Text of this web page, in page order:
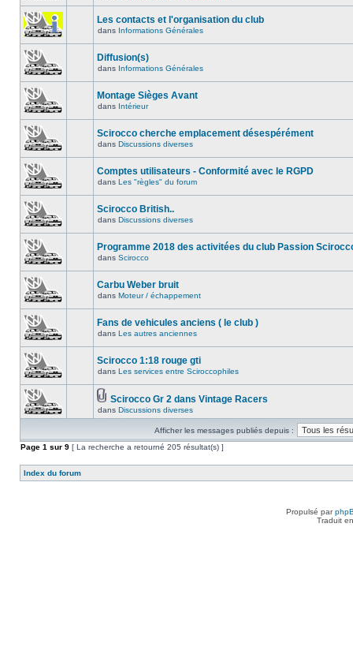
Les contacts et l'organisation du club
dans Informations Générales
Diffusion(s)
dans Informations Générales
Montage Sièges Avant
dans Intérieur
Scirocco cherche emplacement désespérément
dans Discussions diverses
Comptes utilisateurs - Conformité avec le RGPD
dans Les "règles" du forum
Scirocco British..
dans Discussions diverses
Programme 2018 des activitées du club Passion
dans Scirocco
Carbu Weber bruit
dans Moteur / échappement
Fans de vehicules anciens ( le club )
dans Les autres anciennes
Scirocco 1:18 rouge gti
dans Les services entre Sciroccophiles
Scirocco Gr 2 dans Vintage Racers
dans Discussions diverses
Afficher les messages publiés depuis :
Page 1 sur 9 [ La recherche a retourné 205 résultat(s) ]
Index du forum
Propulsé par
Traduit